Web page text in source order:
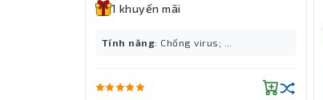
1 khuyến mãi
Tính năng: Chống virus; ...